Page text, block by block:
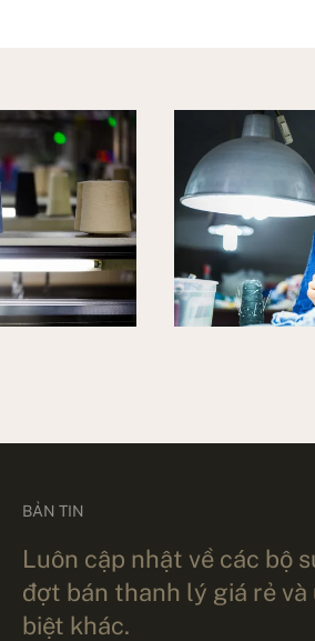
BẢN TIN
Luôn cập nhật về các bộ
đợt bán thanh lý giá rẻ và
biệt khác.